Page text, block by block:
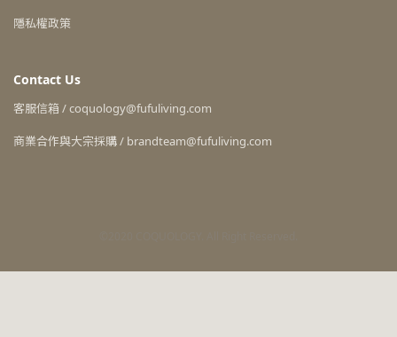
隱私權政策
Contact Us
客服信箱 / coquology@fufuliving.com
商業合作與大宗採購 / brandteam@fufuliving.com